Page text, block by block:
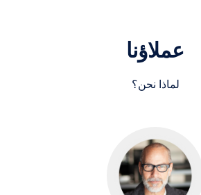
عملاؤنا
لماذا نحن؟